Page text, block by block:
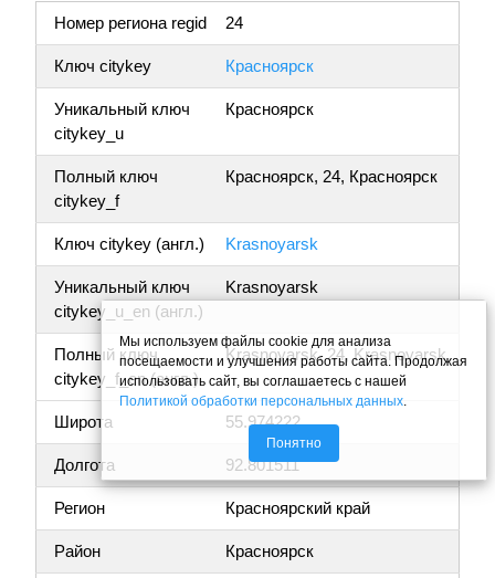
Номер региона regid
24
Ключ citykey Красноярск
Уникальный ключ
citykey_u
Красноярск
Полный ключ
citykey_f
Красноярск, 24, Красноярск
Ключ citykey (англ.) Krasnoyarsk
Уникальный ключ
citykey_u_en (англ.)
Krasnoyarsk
Полный ключ
citykey_f_en (англ.)
Krasnoyarsk, 24, Krasnoyarsk
Широта 55.974222
Долгота 92.801511
Регион Красноярский край
Район Красноярск
Мы используем файлы cookie для анализа
посещаемости и улучшения работы сайта. Продолжая
использовать сайт, вы соглашаетесь с нашей
Политикой обработки персональных данных.
Понятно